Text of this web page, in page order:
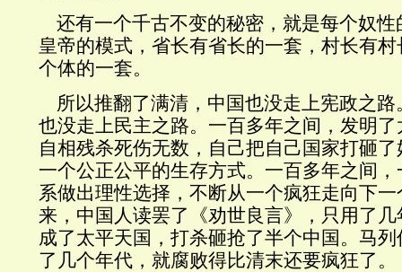
还有一个千古不变的秘密，就是每个奴性
皇帝的模式，省长有省长的一套，村长有
个体的一套。
所以推翻了满清，中国也没走上宪政之路
也没走上民主之路。一百多年之间，发明
自相残杀死伤无数，自己把自己国家打砸
一个公正公平的生存方式。一百多年之间
系做出理性选择，不断从一个疯狂走向下
来，中国人读罢了《劝世良言》，只用了
成了太平天国，打杀砸抢了半个中国。马
了几个年代，就腐败得比清末还要疯狂了。